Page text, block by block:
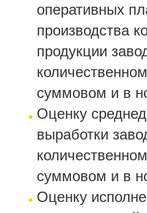
оперативных
производства
продукции
суммовом и в
Оценку
выработки
суммовом и в
Оценку